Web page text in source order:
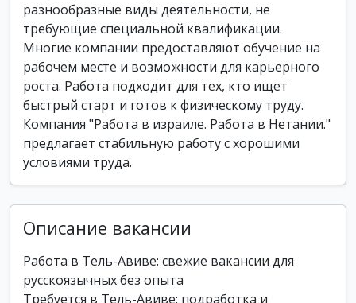
разнообразные виды деятельности, не
требующие специальной квалификации.
Многие компании предоставляют обучение на
рабочем месте и возможности для карьерного
роста. Работа подходит для тех, кто ищет
быстрый старт и готов к физическому труду.
Компания "Работа в израиле. Работа в Нетании."
предлагает стабильную работу с хорошими
условиями труда.
Описание вакансии
Работа в Тель-Авиве: свежие вакансии для
русскоязычных без опыта
Требуется в Тель-Авиве: подработка и